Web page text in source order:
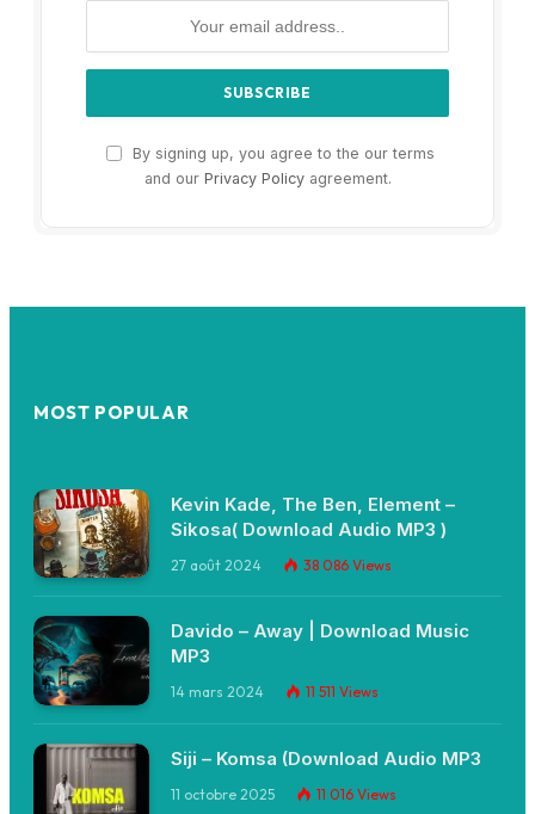
By signing up, you agree to the our terms
and our Privacy Policyagreement.
MOST POPULAR
Kevin Kade, The Ben, Element –
Sikosa( Download Audio MP3 )
27 août 2024 38 086 Views
Davido – Away | Download Music
MP3
14 mars 2024 11 511 Views
Siji – Komsa (Download Audio MP3
11 octobre 2025 11 016 Views